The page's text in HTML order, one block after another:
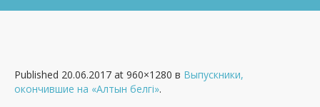
Published 20.06.2017 at 960×1280 в Выпускники,
окончившие на «Алтын белгі».